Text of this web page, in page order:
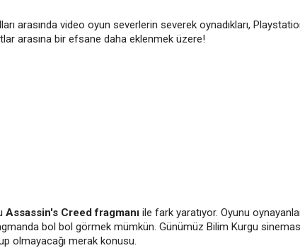
arasında video oyun severlerin severek oynadıkları,
arasına bir efsane daha eklenmek üzere!
Assassin's Creed fragmanı ile fark yaratıyor. Oyunu
bol bol görmek mümkün. Günümüz Bilim Kurgu
olmayacağı merak konusu.